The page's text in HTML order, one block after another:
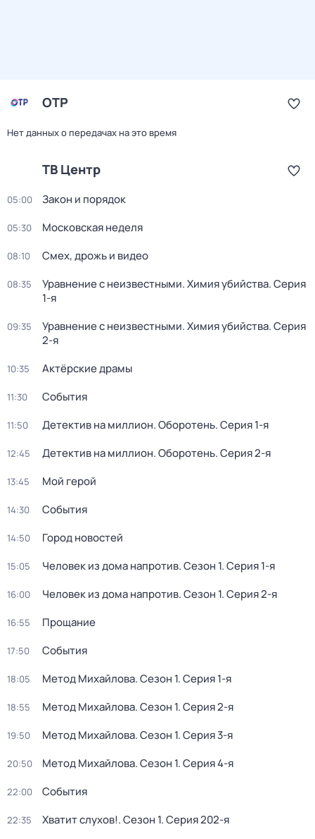
ОТР
Нет данных о передачах на это время
ТВ Центр
05:00 Закон и порядок
05:30 Московская неделя
08:10 Смех, дрожь и видео
08:35 Уравнение с неизвестными. Химия убийства. Серия
1-я
09:35 Уравнение с неизвестными. Химия убийства. Серия
2-я
10:35 Актёрские драмы
11:30 События
11:50 Детектив на миллион. Оборотень. Серия 1-я
12:45 Детектив на миллион. Оборотень. Серия 2-я
13:45 Мой герой
14:30 События
14:50 Город новостей
15:05 Человек из дома напротив. Сезон 1. Серия 1-я
16:00 Человек из дома напротив. Сезон 1. Серия 2-я
16:55 Прощание
17:50 События
18:05 Метод Михайлова. Сезон 1. Серия 1-я
18:55 Метод Михайлова. Сезон 1. Серия 2-я
19:50 Метод Михайлова. Сезон 1. Серия 3-я
20:50 Метод Михайлова. Сезон 1. Серия 4-я
22:00 События
22:35 Хватит слухов!. Сезон 1. Серия 202-я